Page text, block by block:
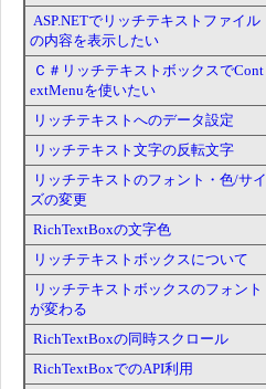
ASP.NETでリッチテキストファイル
の内容を表示したい
Ｃ＃リッチテキストボックスでCont
extMenuを使いたい
リッチテキストへのデータ設定
リッチテキスト文字の反転文字
リッチテキストのフォント・色/サイ
ズの変更
RichTextBoxの文字色
リッチテキストボックスについて
リッチテキストボックスのフォント
が変わる
RichTextBoxの同時スクロール
RichTextBoxでのAPI利用